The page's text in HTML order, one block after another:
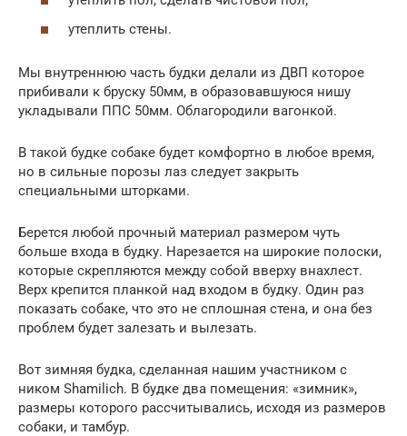
утеплить стены.
Мы внутреннюю часть будки делали из ДВП которое
прибивали к бруску 50мм, в образовавшуюся нишу
укладывали ППС 50мм. Облагородили вагонкой.
В такой будке собаке будет комфортно в любое время,
но в сильные порозы лаз следует закрыть
специальными шторками.
Берется любой прочный материал размером чуть
больше входа в будку. Нарезается на широкие полоски,
которые скрепляются между собой вверху внахлест.
Верх крепится планкой над входом в будку. Один раз
показать собаке, что это не сплошная стена, и она без
проблем будет залезать и вылезать.
Вот зимняя будка, сделанная нашим участником с
ником Shamilich. В будке два помещения: «зимник»,
размеры которого рассчитывались, исходя из размеров
собаки, и тамбур.